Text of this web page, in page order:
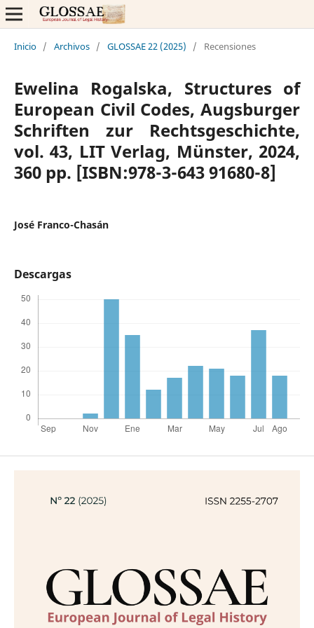
Inicio / Archivos / GLOSSAE 22 (2025) / Recensiones
Ewelina Rogalska, Structures of
European Civil Codes, Augsburger
Schriften zur Rechtsgeschichte,
vol. 43, LIT Verlag, Münster, 2024,
360 pp. [ISBN:978-3-643 91680-8]
José Franco-Chasán
Descargas